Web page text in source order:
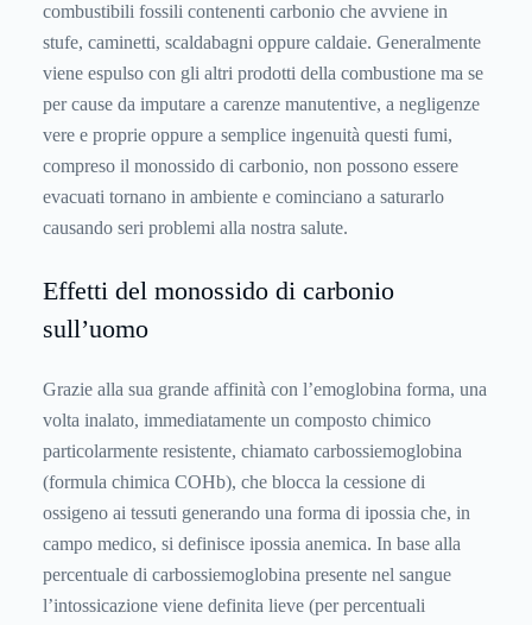
combustibili fossili contenenti carbonio che avviene in
stufe, caminetti, scaldabagni oppure caldaie. Generalmente
viene espulso con gli altri prodotti della combustione ma se
per cause da imputare a carenze manutentive, a negligenze
vere e proprie oppure a semplice ingenuità questi fumi,
compreso il monossido di carbonio, non possono essere
evacuati tornano in ambiente e cominciano a saturarlo
causando seri problemi alla nostra salute.
Effetti del monossido di carbonio
sull’uomo
Grazie alla sua grande affinità con l’emoglobina forma, una
volta inalato, immediatamente un composto chimico
particolarmente resistente, chiamato carbossiemoglobina
(formula chimica COHb), che blocca la cessione di
ossigeno ai tessuti generando una forma di ipossia che, in
campo medico, si definisce ipossia anemica. In base alla
percentuale di carbossiemoglobina presente nel sangue
l’intossicazione viene definita lieve (per percentuali